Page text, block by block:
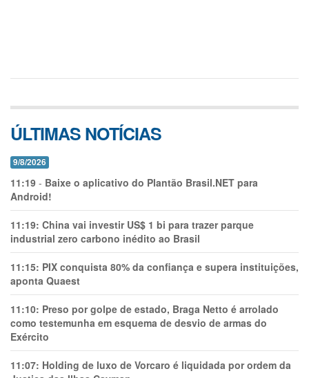
ÚLTIMAS NOTÍCIAS
9/8/2026
11:19 - Baixe o aplicativo do Plantão Brasil.NET para
Android!
11:19: China vai investir US$ 1 bi para trazer parque
industrial zero carbono inédito ao Brasil
11:15: PIX conquista 80% da confiança e supera instituições,
aponta Quaest
11:10: Preso por golpe de estado, Braga Netto é arrolado
como testemunha em esquema de desvio de armas do
Exército
11:07: Holding de luxo de Vorcaro é liquidada por ordem da